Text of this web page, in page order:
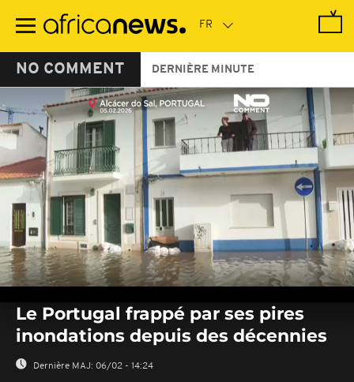
contenu
NO COMMENT DERNIÈRE MINUTE
seconds
seconds
Le Portugal frappé par ses pires
inondations depuis des décennies
Dernière MAJ: 06/02 - 14:24